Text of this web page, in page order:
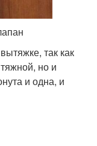
так как
но и
и одна, и